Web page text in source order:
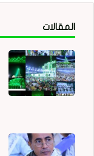
المقالات